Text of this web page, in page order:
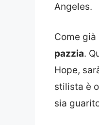
Angeles.
Come
pazzia.
Hope,
stilista è
sia